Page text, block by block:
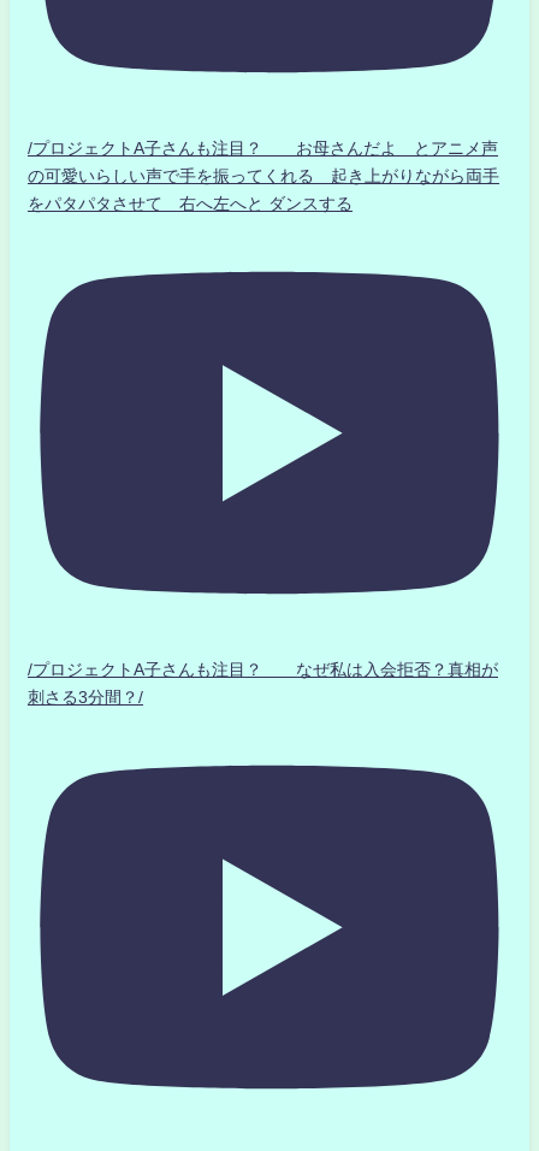
/プロジェクトA子さんも注目？ お母さんだよ とアニメ声
の可愛いらしい声で手を振ってくれる 起き上がりながら両手
をパタパタさせて 右へ左へと ダンスする
/プロジェクトA子さんも注目？ なぜ私は入会拒否？真相が
刺さる3分間？/